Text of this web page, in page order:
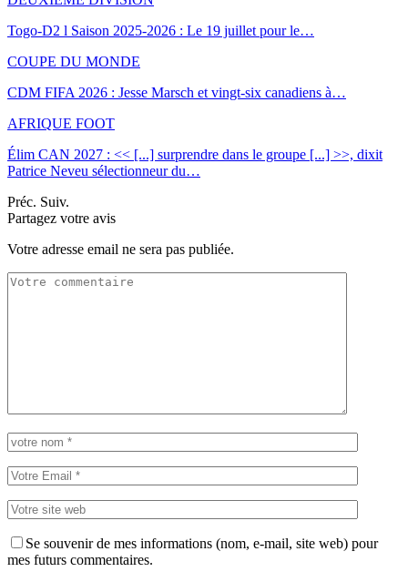
Togo-D2 l Saison 2025-2026 : Le 19 juillet pour le…
COUPE DU MONDE
CDM FIFA 2026 : Jesse Marsch et vingt-six canadiens à…
AFRIQUE FOOT
Élim CAN 2027 : << [...] surprendre dans le groupe [...] >>, dixit
Patrice Neveu sélectionneur du…
Préc. Suiv.
Partagez votre avis
Votre adresse email ne sera pas publiée.
Se souvenir de mes informations (nom, e-mail, site web) pour
mes futurs commentaires.